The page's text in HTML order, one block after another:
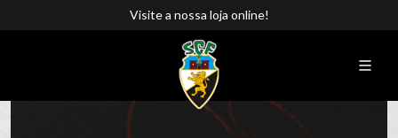
Visite a nossa loja online!